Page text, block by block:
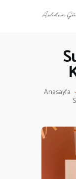
Anasayfa
ANNE-